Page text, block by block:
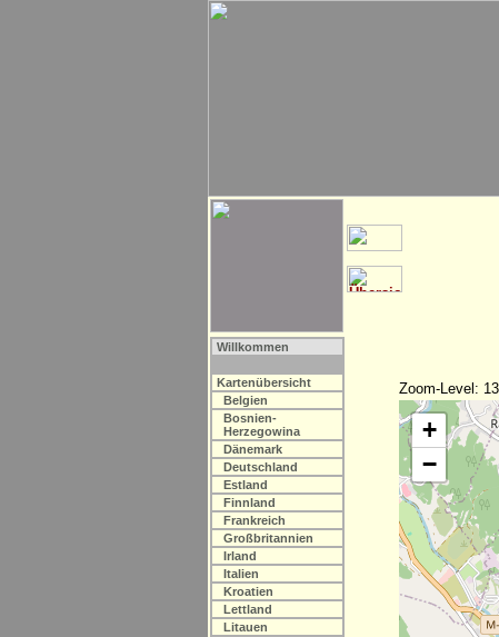
Willkommen
Kartenübersicht
Belgien
Bosnien-
Herzegowina
Dänemark
Deutschland
Estland
Finnland
Frankreich
Großbritannien
Irland
Italien
Kroatien
Lettland
Litauen
Zoom-Level:
+
−